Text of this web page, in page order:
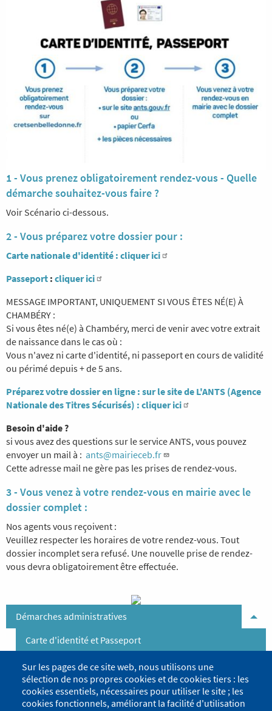
1 - Vous prenez obligatoirement rendez-vous - Quelle
démarche souhaitez-vous faire ?
Voir Scénario ci-dessous.
2 - Vous préparez votre dossier pour :
Carte nationale d'identité : cliquer ici
Passeport : cliquer ici
MESSAGE IMPORTANT, UNIQUEMENT SI VOUS ÊTES NÉ(E) À
CHAMBÉRY :
Si vous êtes né(e) à Chambéry, merci de venir avec votre extrait
de naissance dans le cas où :
Vous n'avez ni carte d'identité, ni passeport en cours de validité
ou périmé depuis + de 5 ans.
Préparez votre dossier en ligne : sur le site de L'ANTS (Agence
Nationale des Titres Sécurisés) : cliquer ici
Besoin d'aide ?
si vous avez des questions sur le service ANTS, vous pouvez
envoyer un mail à : ants@mairieceb.fr
Cette adresse mail ne gère pas les prises de rendez-vous.
3 - Vous venez à votre rendez-vous en mairie avec le
dossier complet :
Nos agents vous reçoivent :
Veuillez respecter les horaires de votre rendez-vous. Tout
dossier incomplet sera refusé. Une nouvelle prise de rendez-
vous devra obligatoirement être effectuée.
Sur les pages de ce site web, nous utilisons une
sélection de nos propres cookies et de cookies tiers : les
cookies essentiels, nécessaires pour utiliser le site ; les
cookies fonctionnels, améliorant la facilité d'utilisation
Démarches administratives
Carte d'identité et Passeport
Enfance
Agence postale communale